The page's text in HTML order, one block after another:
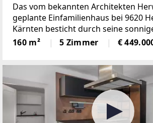
Das vom bekannten Architekten
geplante Einfamilienhaus bei 9620
Kärnten besticht durch seine
Südausrichtung. Die Lage vereint
urbaner Nähe: Klinik, Apotheke,
160 m² 5 Zimmer €